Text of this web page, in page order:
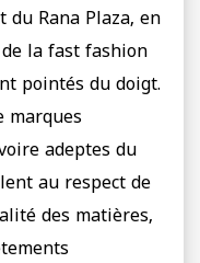
du Rana Plaza, en
la fast fashion
pointés du doigt.
marques
adeptes du
au respect de
des matières,